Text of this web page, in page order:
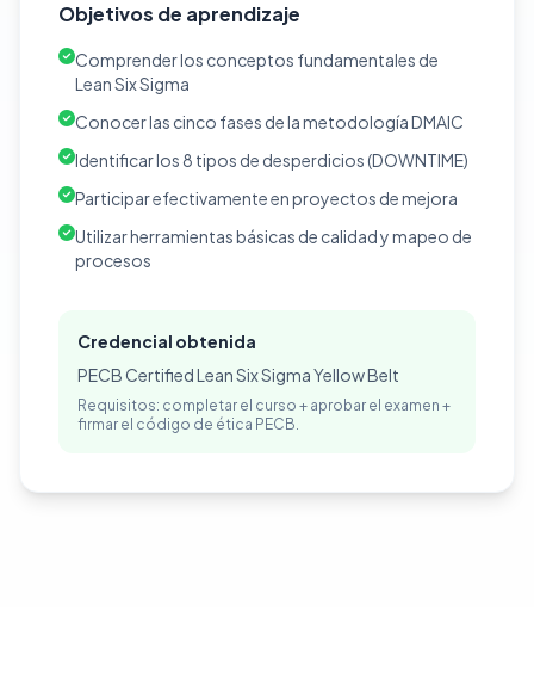
Objetivos de aprendizaje
Comprender los conceptos fundamentales de
Lean Six Sigma
Conocer las cinco fases de la metodología DMAIC
Identificar los 8 tipos de desperdicios (DOWNTIME)
Participar efectivamente en proyectos de mejora
Utilizar herramientas básicas de calidad y mapeo de
procesos
Credencial obtenida
PECB Certified Lean Six Sigma Yellow Belt
Requisitos: completar el curso + aprobar el examen +
firmar el código de ética PECB.